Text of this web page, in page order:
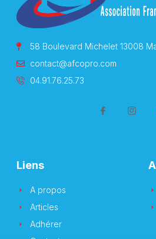
58 Boulevard Michelet 13008
contact@afcopro.com
04.91.76.25.73
Liens
A propos
Articles
Adhérer